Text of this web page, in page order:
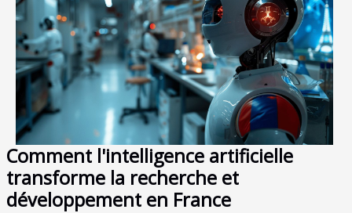
Comment l'intelligence artificielle
transforme la recherche et
développement en France